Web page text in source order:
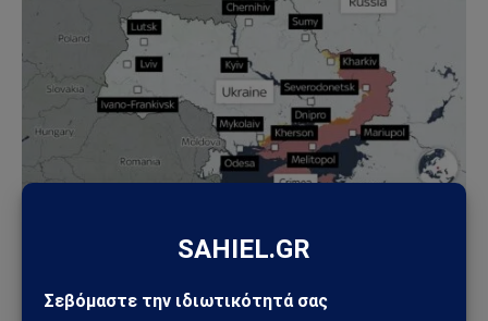
βάση στο Γιαβορίβ, στη δυτική Ουκρανία, τραυμάτισε